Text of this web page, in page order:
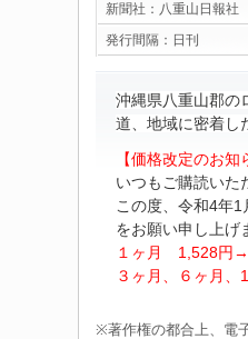
新聞社： 八重山日報社
発行間隔： 日刊
沖縄県八重山郡の
道、地域に密着し
【価格改定のお知
いつもご購読いた
この度、令和4年
をお願い申し上げ
１ヶ月 1,528円
３ヶ月、６ヶ月、
※著作権の都合上、電